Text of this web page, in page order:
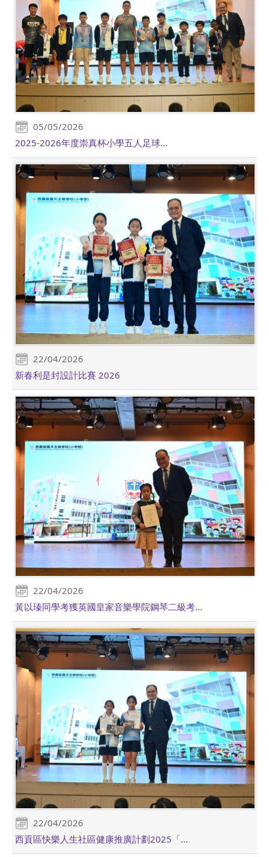
05/05/2026
2025-2026年度崇真杯小學五人足球...
22/04/2026
新春利是封設計比賽 2026
22/04/2026
黃以瑧同學考獲英國皇家音樂學院鋼琴二級考...
22/04/2026
西貢區快樂人生社區健康推廣計劃2025「...